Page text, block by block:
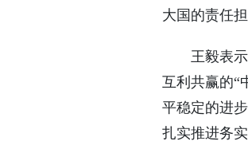
大国的责任担
王毅表
互利共赢的“
平稳定的进
扎实推进务